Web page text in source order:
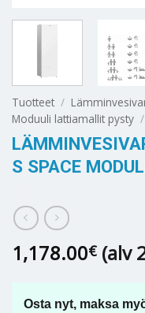
Tuotteet /
Moduuli lattiamallit pysty /
S SPACE
1,178.00€ (alv
Osta nyt, maksa